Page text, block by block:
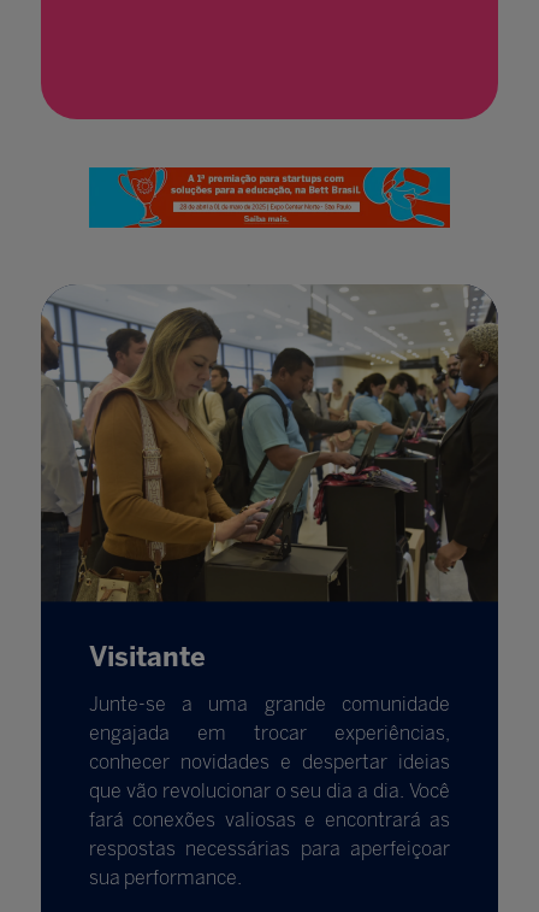
Visitante
Junte-se a uma grande comunidade
engajada em trocar experiências,
conhecer novidades e despertar ideias
que vão revolucionar o seu dia a dia. Você
fará conexões valiosas e encontrará as
respostas necessárias para aperfeiçoar
sua performance.